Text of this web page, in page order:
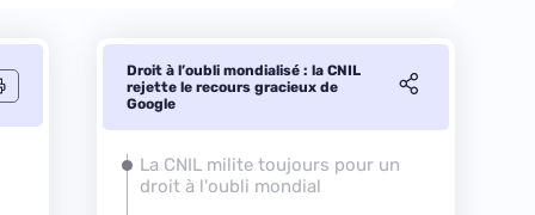
Droit à l’oubli mondialisé : la CNIL
rejette le recours gracieux de
Google
La CNIL milite toujours pour un
droit à l'oubli mondial